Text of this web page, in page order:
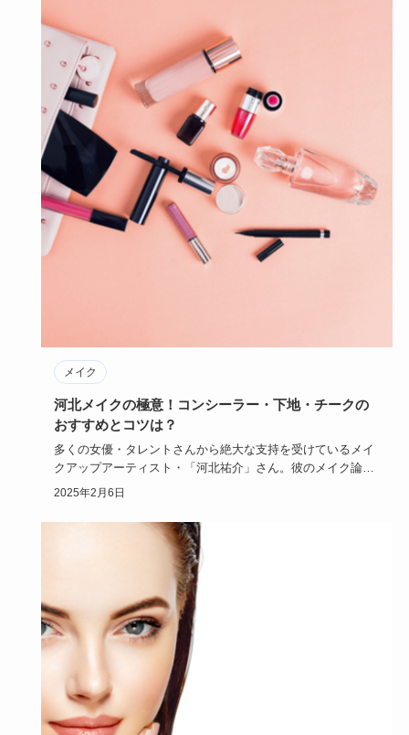
メイク
河北メイクの極意！コンシーラー・下地・チークの
おすすめとコツは？
多くの女優・タレントさんから絶大な支持を受けているメイ
クアップアーティスト・「河北祐介」さん。彼のメイク論は
「河北メイク」…
2025年2月6日